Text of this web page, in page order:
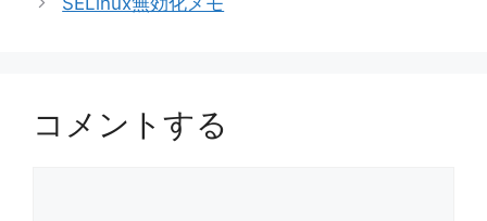
ー
コメントする